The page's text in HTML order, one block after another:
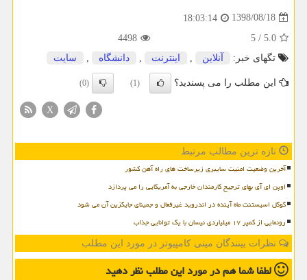
1398/08/18
18:03:14
5.0
/
5
4498
تگهای خبر:
آنلاین اینترنت دانشگاه سایت
این مطلب را می پسندید؟ (1)
(0)
X
تازه ترین مطالب مرتبط
آخرین وضعیت امنیت سایبری زیرساخت های راه آهن کشور
اوپن ای آی بهای ترجیح کارمندان خارجی به آمریکایی را می پردازد
گوگل اسیستنت ماه آینده در اندروید غیرفعال و جمینای جایگزین آن می شود
رونمایی از کمپر ۱۷ میلیاردی نیسان با یک توانایی جذاب
نظرات بینندگان مینی کامپیوتر در مورد این مطلب
لطفا شما همدر مورد این مطلبنظر دهید